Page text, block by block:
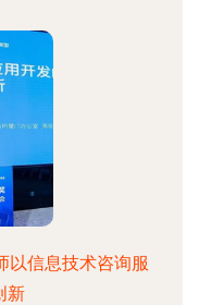
以信息技术咨询服
新